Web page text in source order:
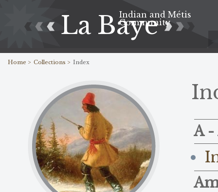
La Baye
Indian and Métis
Community
Home > Collections > Index
A